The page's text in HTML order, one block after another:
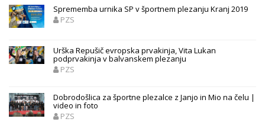
Sprememba urnika SP v športnem plezanju Kranj 2019
PZS
Urška Repušič evropska prvakinja, Vita Lukan
podprvakinja v balvanskem plezanju
PZS
Dobrodošlica za športne plezalce z Janjo in Mio na čelu |
video in foto
PZS